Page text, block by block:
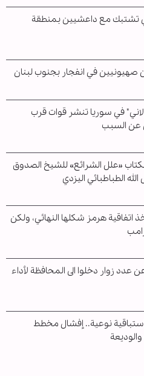
تشتبك مع داعشيين بمنطقة
صهيونيين في انفجار بجنوب لبنان
في سوريا تنشر قوات قرب
عن السبب
«علل الشرائع» للشيخ الصدوق
الطباطبائي اليزدي
اتفاقية هرمز شكلها النهائي، ولكن
عدد زوار دخلوا الى المحافظة لأداء
نوعية.. إفشال مخطط